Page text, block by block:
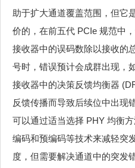
助于扩大通道覆盖范围，但它
价的，在前五代 PCIe 规范中
接收器中的误码数除以接收的
号时，错误预计会成群出现，
接收器中的决策反馈均衡器
反馈传播而导致后续位中出现
可以通过适当选择 PHY 均衡
编码和预编码等技术来减轻突
度，但需要解决通道中的突发